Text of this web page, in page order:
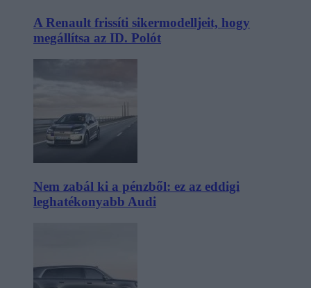
A Renault frissíti sikermodelljeit, hogy
megállítsa az ID. Polót
Nem zabál ki a pénzből: ez az eddigi
leghatékonyabb Audi